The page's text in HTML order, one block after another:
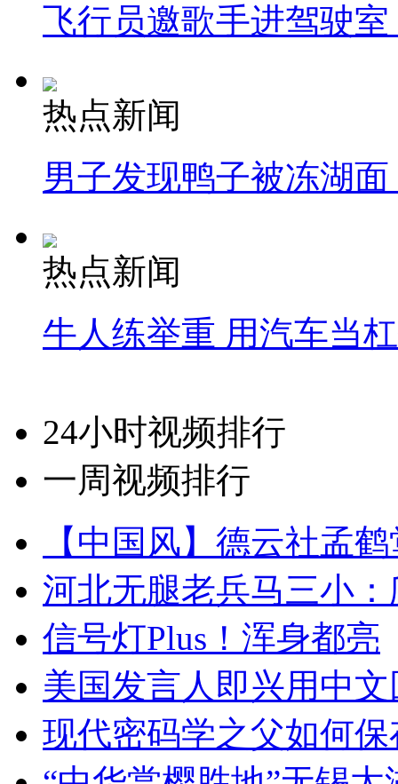
飞行员邀歌手进驾驶
热点新闻
男子发现鸭子被冻湖
热点新闻
牛人练举重 用汽车当
24小时视频排行
一周视频排行
【中国风】德云社孟
河北无腿老兵马三小
信号灯Plus！浑身都亮
美国发言人即兴用中
现代密码学之父如何